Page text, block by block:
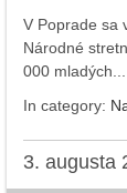
V Poprade sa
Národné
000 mladých...
In category:
3. augusta